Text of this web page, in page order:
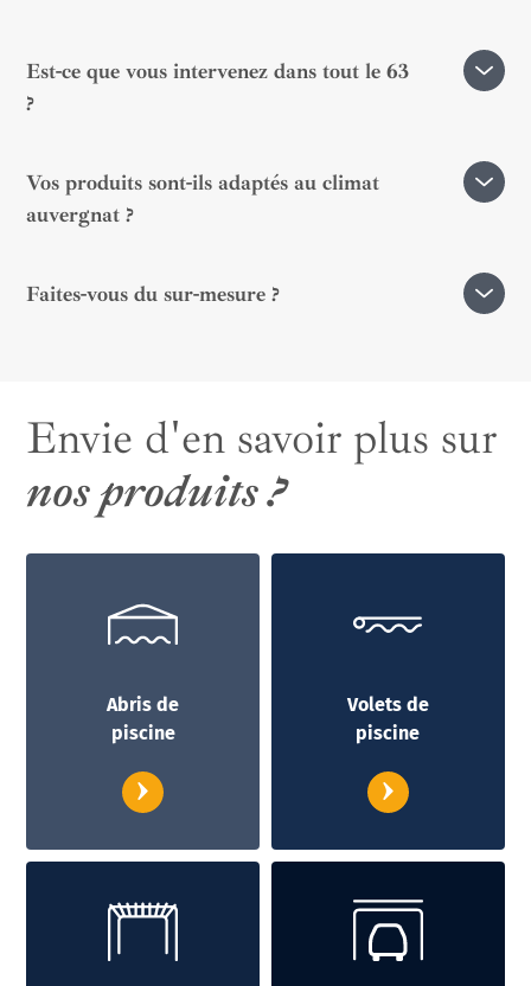
Est-ce que vous intervenez dans tout le 63
?
communes du Puy-de-Dôme.
Vos produits sont-ils adaptés au climat
auvergnat ?
écarts de température, au vent et à l’humidité.
Faites-vous du sur-mesure ?
Envie d'en savoir plus sur
nos produits ?
Abris de
piscine
Volets de
piscine